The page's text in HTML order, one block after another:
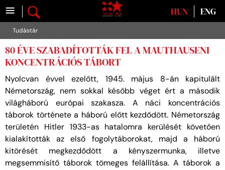
≡ Válasszon nyelvet
HUN ENG
Tudástár
80 ÉVE SZABADÍTOTTÁK FEL A MAUTHAUSENI
KONCENTRÁCIÓS TÁBORT
Nyolcvan évvel ezelőtt, 1945. május 8-án kapitulált
Németország, nem sokkal később véget ért a második
világháború európai szakasza. A náci koncentrációs
táborok története a háború előtt kezdődött. Németország
területén Hitler 1933-as hatalomra kerülését követően
kialakították az első fogolytáborokat, majd a háború
kitörését megkezdődött a kényszermunka, illetve
megsemmisítő táborok tömeges felállítása. A táborok a